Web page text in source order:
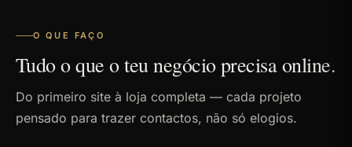
O QUE FAÇO
Tudo o que o teu negócio precisa online.
Do primeiro site à loja completa — cada projeto
pensado para trazer contactos, não só elogios.